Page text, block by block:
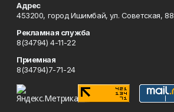
Адрес
453200, город Ишимбай, ул. Советская, 88
Рекламная служба
8(34794) 4-11-22
Приемная
8(34794)7-71-24